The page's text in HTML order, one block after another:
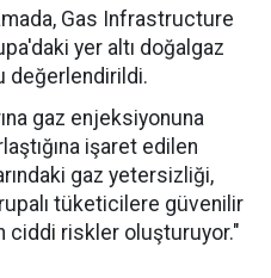
Gas Infrastructure
yer altı doğalgaz
değerlendirildi.
gaz enjeksiyonuna
işaret edilen
gaz yetersizliği,
tüketicilere güvenilir
ciddi riskler oluşturuyor."